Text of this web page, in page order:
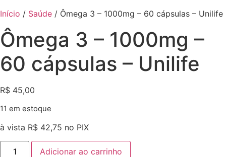
Início / Saúde / Ômega 3 – 1000mg – 60 cápsulas – Unilife
Ômega 3 – 1000mg –
60 cápsulas – Unilife
R$ 45,00
11 em estoque
à vista R$ 42,75 no PIX
Ômega
Adicionar ao carrinho